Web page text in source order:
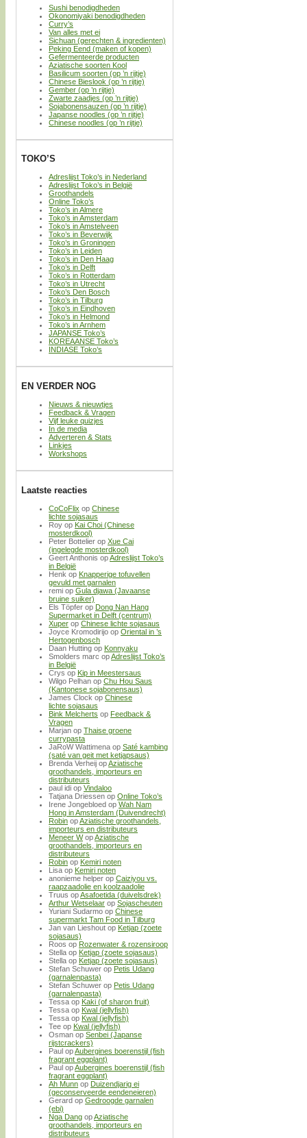
Sushi benodigdheden
Okonomiyaki benodigdheden
Curry’s
Van alles met ei
Sichuan (gerechten & ingredienten)
Peking Eend (maken of kopen)
Gefermenteerde producten
Aziatische soorten Kool
Basilicum soorten (op ’n rijtje)
Chinese Bieslook (op ’n rijtje)
Gember (op ’n rijtje)
Zwarte zaadjes (op ’n rijtje)
Sojabonensauzen (op ’n rijtje)
Japanse noodles (op ’n rijtje)
Chinese noodles (op ’n rijtje)
TOKO’S
Adreslijst Toko’s in Nederland
Adreslijst Toko’s in België
Groothandels
Online Toko’s
Toko’s in Almere
Toko’s in Amsterdam
Toko’s in Amstelveen
Toko’s in Beverwijk
Toko’s in Groningen
Toko’s in Leiden
Toko’s in Den Haag
Toko’s in Delft
Toko’s in Rotterdam
Toko’s in Utrecht
Toko’s Den Bosch
Toko’s in Tilburg
Toko’s in Eindhoven
Toko’s in Helmond
Toko’s in Arnhem
JAPANSE Toko’s
KOREAANSE Toko’s
INDIASE Toko’s
EN VERDER NOG
Nieuws & nieuwtjes
Feedback & Vragen
Vijf leuke quizjes
In de media
Adverteren & Stats
Linkjes
Workshops
Laatste reacties
CoCoFlix op Chinese
lichte sojasaus
Roy op Kai Choi (Chinese
mosterdkool)
Peter Bottelier op Xue Cai
(ingelegde mosterdkool)
Geert Anthonis opAdreslijst Toko’s
in België
Henk op Knapperige tofuvellen
gevuld met garnalen
remi op Gula djawa (Javaanse
bruine suiker)
Els Töpfer op Dong Nan Hang
Supermarket in Delft (centrum)
Xuper op Chinese lichte sojasaus
Joyce Kromodirijo op Oriental in ’s
Hertogenbosch
Daan Hutting op Konnyaku
Smolders marc opAdreslijst Toko’s
in België
Crys op Kip in Meestersaus
Wilgo Pelhan op Chu Hou Saus
(Kantonese sojabonensaus)
James Clock op Chinese
lichte sojasaus
Bink Melcherts op Feedback &
Vragen
Marjan op Thaise groene
currypasta
JaRoW Wattimena op Saté kambing
(saté van geit met ketjapsaus)
Brenda Verheij opAziatische
groothandels, importeurs en
distributeurs
paul idi op Vindaloo
Tatjana Driessen op Online Toko’s
Irene Jongebloed op Wah Nam
Hong in Amsterdam (Duivendrecht)
Robin opAziatische groothandels,
importeurs en distributeurs
Meneer WopAziatische
groothandels, importeurs en
distributeurs
Robin op Kemiri noten
Lisa op Kemiri noten
anonieme helper op Caiziyou vs.
raapzaadolie en koolzaadolie
Truus opAsafoetida (duivelsdrek)
Arthur Wetselaar op Sojascheuten
Yuriani Sudarmo op Chinese
supermarkt Tam Food in Tilburg
Jan van Lieshout op Ketjap (zoete
sojasaus)
Roos op Rozenwater & rozensiroop
Stella op Ketjap (zoete sojasaus)
Stella op Ketjap (zoete sojasaus)
Stefan Schuwer op Petis Udang
(garnalenpasta)
Stefan Schuwer op Petis Udang
(garnalenpasta)
Tessa op Kaki (of sharon fruit)
Tessa op Kwal (jellyfish)
Tessa op Kwal (jellyfish)
Tee op Kwal (jellyfish)
Osman op Senbei (Japanse
rijstcrackers)
Paul opAubergines boerenstijl (fish
fragrant eggplant)
Paul opAubergines boerenstijl (fish
fragrant eggplant)
Ah Munn op Duizendjarig ei
(geconserveerde eendeneieren)
Gerard op Gedroogde garnalen
(ebi)
Nga Dang opAziatische
groothandels, importeurs en
distributeurs